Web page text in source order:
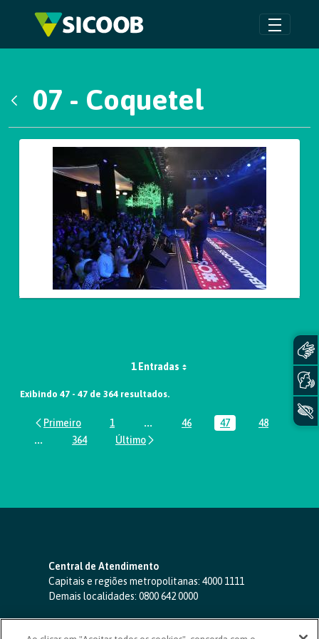
Pular para o Conteúdo principal
07 - Coquetel
Galeria de Mídias
1 Entradas
Exibindo 47 - 47 de 364 resultados.
Página
1 ...Páginas intermediárias Usar ABA
Página
46 Página
47 Página
48
...Páginas intermediárias Usar ABA para navegar.
Página
364
Central de Atendimento
Capitais e regiões metropolitanas: 4000 1111
Demais localidades: 0800 642 0000
SAC 24 horas-0800 724 4420